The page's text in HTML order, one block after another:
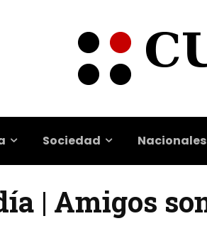
Sociedad Nacionales
| Amigos